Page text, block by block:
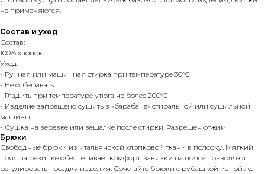
не применяются.
Состав и уход
Состав:
100% хлопок
Уход:
- Ручная или машинная стирка при температуре 30°С
- Не отбеливать
- Гладить при температуре утюга не более 200°C
- Изделие запрещено сушить в «барабане» стиральной или сушильной
машины
- Сушка на веревке или вешалке после стирки. Разрешён отжим
Брюки
Свободные брюки из итальянской хлопковой ткани в полоску. Мягкий
пояс на резинке обеспечивает комфорт, завязки на поясе позволяют
регулировать посадку изделия. Сочетайте брюки с рубашкой из той же